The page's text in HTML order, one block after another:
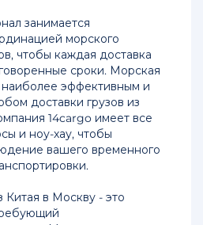
занимается
морского
чтобы каждая доставка
сроки. Морская
наиболее эффективным и
доставки грузов из
14cargo имеет все
и ноу-хау, чтобы
вашего временного
Китая в Москву - это